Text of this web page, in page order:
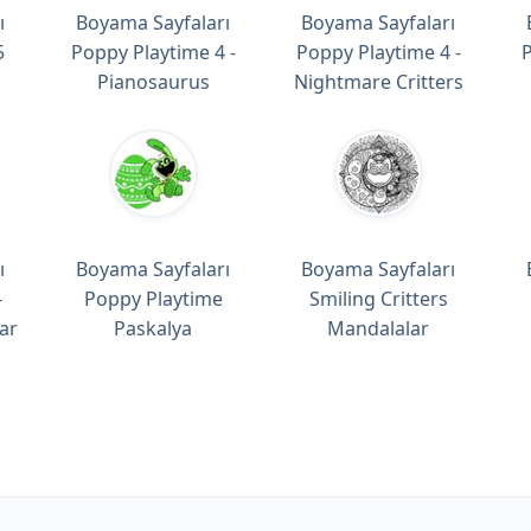
Boyama Sayfaları
Poppy Playtime 4 -
Pianosaurus
Boyama Sayfaları
Poppy Playtime 4 -
Nightmare Critters
Boyama Sayfaları
Poppy Playtime
Paskalya
Boyama Sayfaları
Smiling Critters
Mandalalar